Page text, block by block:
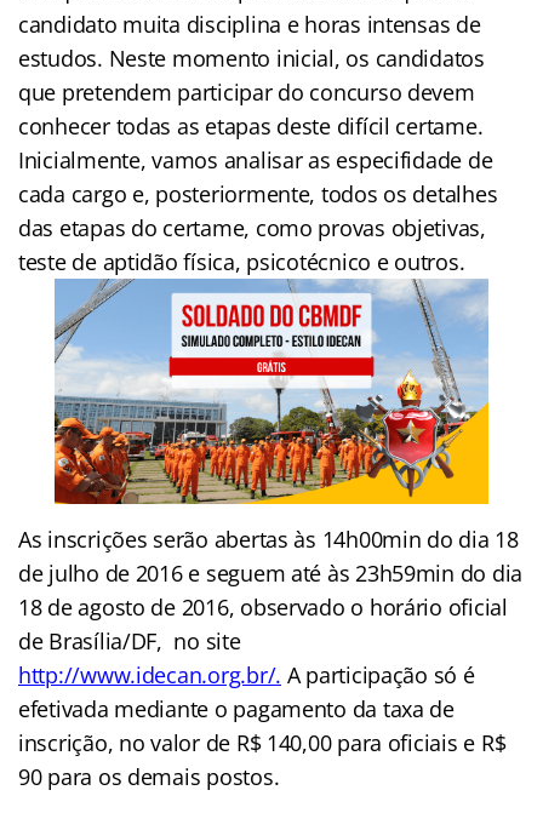
candidato muita disciplina e horas intensas de
estudos. Neste momento inicial, os candidatos
que pretendem participar do concurso devem
conhecer todas as etapas deste difícil certame.
Inicialmente, vamos analisar as especifidade de
cada cargo e, posteriormente, todos os detalhes
das etapas do certame, como provas objetivas,
teste de aptidão física, psicotécnico e outros.
As inscrições serão abertas às 14h00min do dia 18
de julho de 2016 e seguem até às 23h59min do dia
18 de agosto de 2016, observado o horário oficial
de Brasília/DF, no site
http://www.idecan.org.br/. A participação só é
efetivada mediante o pagamento da taxa de
inscrição, no valor de R$ 140,00 para oficiais e R$
90 para os demais postos.